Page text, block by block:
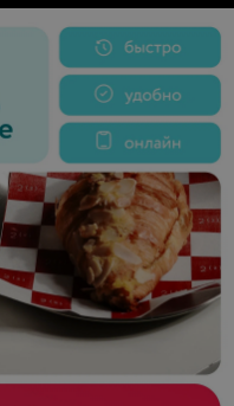
преподавателя
усталость и
понимания того,
достигнут); в-
в-четвертых,
в
линии ItalWax и
Рекомендую!
Ольге
моим